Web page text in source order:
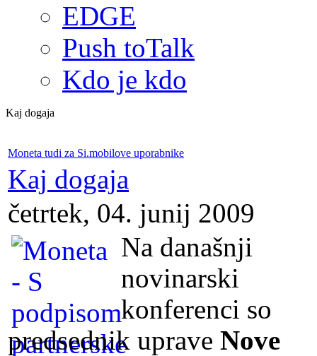
EDGE
Push toTalk
Kdo je kdo
Kaj dogaja
Moneta tudi za Si.mobilove uporabnike
Kaj dogaja
četrtek, 04. junij 2009
Na današnji
novinarski
konferenci so
predsednik uprave Nove